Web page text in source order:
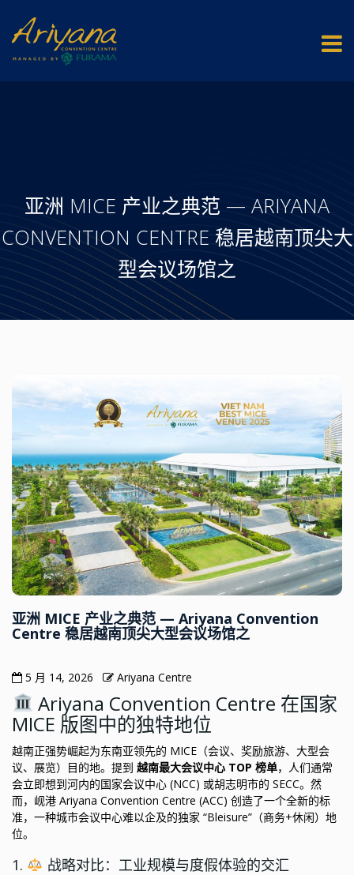
亚洲 MICE 产业之典范 — ARIYANA
CONVENTION CENTRE 稳居越南顶尖大
型会议场馆之
亚洲 MICE 产业之典范 — Ariyana Convention
Centre 稳居越南顶尖大型会议场馆之
5 月 14, 2026 Ariyana Centre
Ariyana Convention Centre 在国家
MICE 版图中的独特地位
越南正强势崛起为东南亚领先的 MICE（会议、奖励旅游、大型会
议、展览）目的地。提到 越南最大会议中心 TOP 榜单，人们通常
会立即想到河内的国家会议中心 (NCC) 或胡志明市的 SECC。然
而，岘港 Ariyana Convention Centre (ACC) 创造了一个全新的标
准，一种城市会议中心难以企及的独家 “Bleisure”（商务+休闲）地
位。
1. 战略对比：工业规模与度假体验的交汇